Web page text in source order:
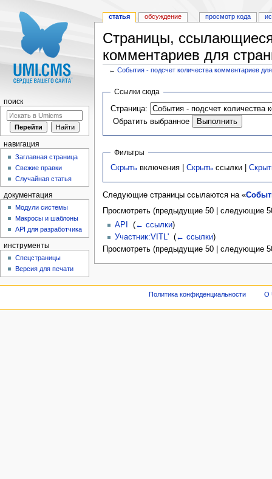
Страницы,
комментариев для
←События - подсчет количества комментариев
Ссылки сюда
Страница:
Обратить выбранное
Фильтры
Скрыть включения |Скрыть ссылки |
Следующие страницы ссылаются на «
Просмотреть (предыдущие 50 | следующие
API
(← ссылки)
Участник:VITL'‎ (← ссылки)
Просмотреть (предыдущие 50 | следующие
статья обсуждение просмотр кода
поиск
навигация
Заглавная страница
Свежие правки
Случайная статья
документация
Модули системы
Макросы и шаблоны
API для разработчика
инструменты
Спецстраницы
Версия для печати
Политика конфиденциальности О